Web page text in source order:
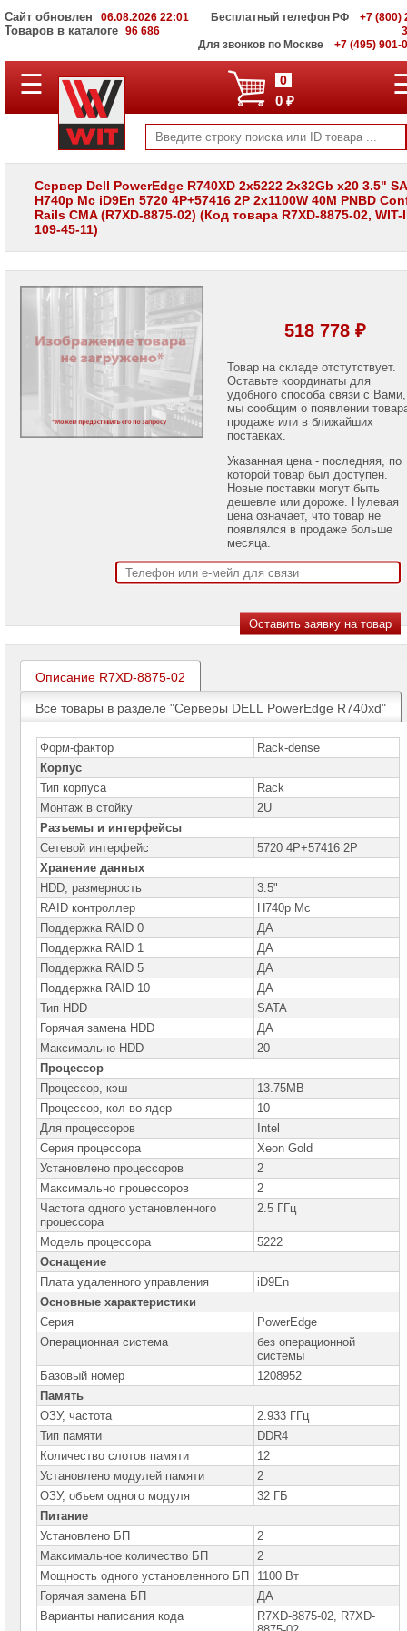
Сайт обновлен 06.08.2026 22:01
Товаров в каталоге 96 686
Бесплатный телефон РФ
+7 (800)
Для звонков по Москве
+7 (495) 901-
ПОЛНЫЙ
КАТАЛОГ
Корпоративные
серверы
WIT
Системы
хранения
данных
Мониторы
LCD
Проекторы
проекторов
Принтеры
Name
Серверы
Huawei
Серверы
DELL
Серверы
DELL
PowerEdge
в
корпусе
Tower
Серверы
Dell
PowerEdge
для
установки
в
стойку
Серверы
DELL
PowerEdge
C
Серверы
DELL
PowerEdge
R230
Серверы
DELL
PowerEdge
R240
Серверы
DELL
PowerEdge
R250
Серверы
DELL
PowerEdge
R330
DELL
PowerEdge
R340
Серверы
DELL
PowerEdge
R350
Серверы
DELL
PowerEdge
R360
Серверы
DELL
PowerEdge
R430
Серверы
☰ 0
0 ₽
Сервер Dell PowerEdge R740XD 2x5222 2x32Gb x20 3.5"
H740p Mc iD9En 5720 4P+57416 2P 2x1100W 40M PNBD
Rails CMA (R7XD-8875-02) (Код товара R7XD-8875-02, WIT-
109-45-11)
518 778 ₽
Товар на складе отстутствует.
Оставьте координаты для
удобного способа связи с Вами,
мы сообщим о появлении
продаже или в ближайших
поставках.
Указанная цена - последняя, по
которой товар был доступен.
Новые поставки могут быть
дешевле или дороже. Нулевая
цена означает, что товар не
появлялся в продаже больше
месяца.
Описание R7XD-8875-02
Все товары в разделе "Серверы DELL PowerEdge R740xd"
Форм-фактор
Rack-dense
Корпус
Тип корпуса
Rack
Монтаж в стойку
2U
Разъемы и интерфейсы
Сетевой интерфейс
5720 4P+57416 2P
Хранение данных
HDD, размерность
3.5"
RAID контроллер
H740p Mc
Поддержка RAID 0
ДА
Поддержка RAID 1
ДА
Поддержка RAID 5
ДА
Поддержка RAID 10
ДА
Тип HDD
SATA
Горячая замена HDD
ДА
Максимально HDD
20
Процессор
Процессор, кэш
13.75MB
Процессор, кол-во ядер
10
Для процессоров
Intel
Серия процессора
Xeon Gold
Установлено процессоров
2
Максимально процессоров
2
Частота одного установленного
процессора
2.5 ГГц
Модель процессора
5222
Оснащение
Плата удаленного управления
iD9En
Основные характеристики
Серия
PowerEdge
Операционная система
без операционной
системы
Базовый номер
1208952
Память
ОЗУ, частота
2.933 ГГц
Тип памяти
DDR4
Количество слотов памяти
12
Установлено модулей памяти
2
ОЗУ, объем одного модуля
32 ГБ
Питание
Установлено БП
2
Максимальное количество БП
2
Мощность одного установленного БП
1100 Вт
Горячая замена БП
ДА
Варианты написания кода
R7XD-8875-02, R7XD-